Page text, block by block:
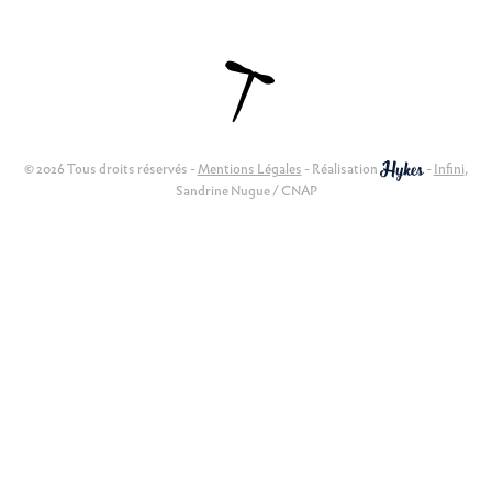
© 2026 Tous droits réservés -Mentions Légales - Réalisation - Infini,
Sandrine Nugue / CNAP